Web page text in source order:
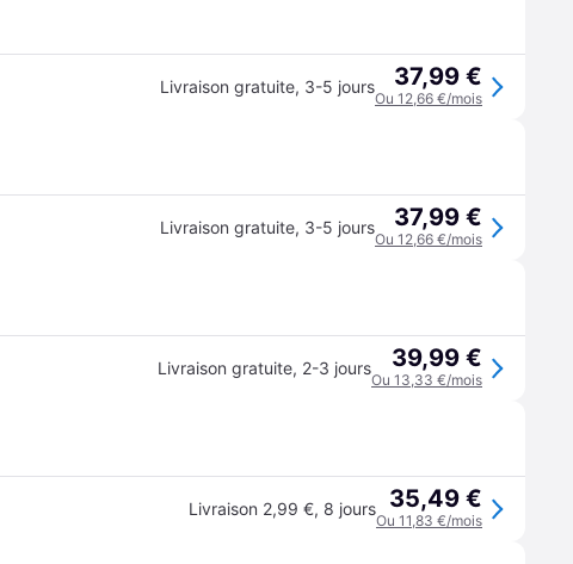
Livraison gratuite, 3-5 jours 37,99 €
Ou 12,66 €/mois
Livraison gratuite, 3-5 jours 37,99 €
Ou 12,66 €/mois
Livraison gratuite, 2-3 jours 39,99 €
Ou 13,33 €/mois
Livraison 2,99 €, 8 jours 35,49 €
Ou 11,83 €/mois